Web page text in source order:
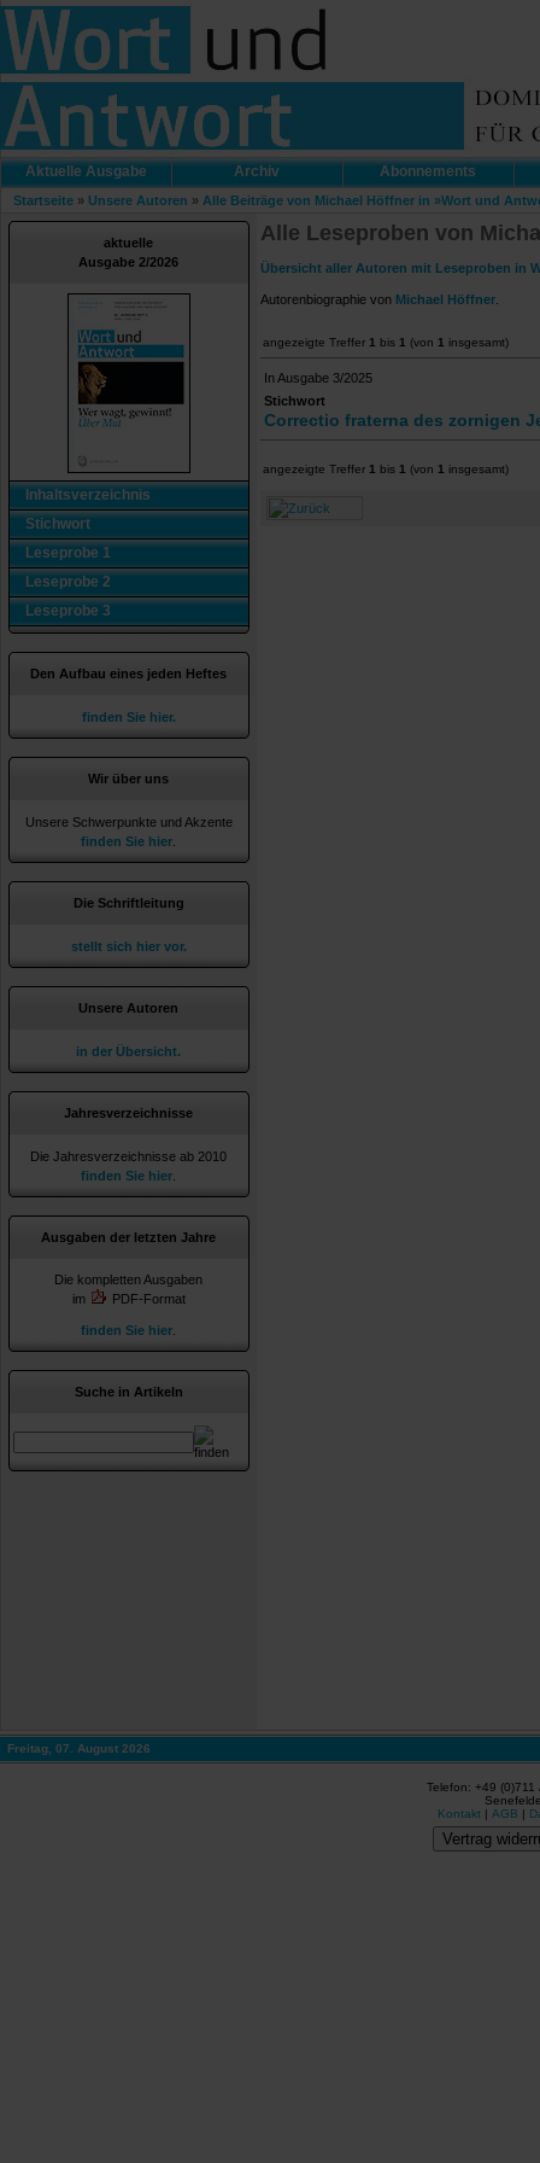
Aktuelle Ausgabe Archiv Abonnements
Startseite » Unsere Autoren » Alle Beiträge von Michael Höffner in »Wort und
aktuelle
Ausgabe 2/2026
Inhaltsverzeichnis
Stichwort
Leseprobe 1
Leseprobe 2
Leseprobe 3
Den Aufbau eines jeden Heftes
finden Sie hier.
Wir über uns
Unsere Schwerpunkte und Akzente
finden Sie hier
Die Schriftleitung
stellt sich hier vor.
Unsere Autoren
in der Übersicht.
Jahresverzeichnisse
Die Jahresverzeichnisse ab 2010
finden Sie hier
Ausgaben der letzten Jahre
Die kompletten Ausgaben
im
PDF-Format
finden Sie hier
Suche in Artikeln
Alle Leseproben von
Übersicht aller Autoren mit Leseproben in
Autorenbiographie von Michael Höffner
angezeigte Treffer 1 bis 1 (von 1 insgesamt)
In Ausgabe 3/2025
Stichwort
Correctio fraterna des zornigen
angezeigte Treffer 1 bis 1 (von 1 insgesamt)
Freitag, 07. August 2026
Telefon: +49
Kontakt | AGB |
Vertrag